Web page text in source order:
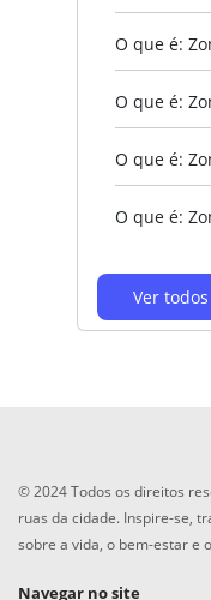
O que é:
O que é:
O que é:
O que é:
Ver todos
© 2024 Todos os direitos
ruas da cidade. Inspire-se,
sobre a vida, o bem-estar e
Navegar no site